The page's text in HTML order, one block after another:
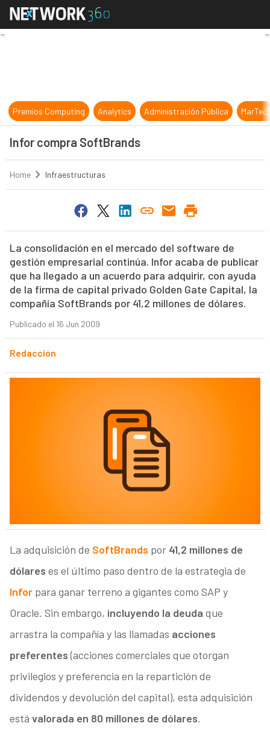
Infor compra SoftBrands
Premios Computing Analytics Administración Pública
Infor compra SoftBrands
Home Infraestructuras
La consolidación en el mercado del software de
gestión empresarial continúa. Infor acaba de publicar
que ha llegado a un acuerdo para adquirir, con ayuda
de la firma de capital privado Golden Gate Capital, la
compañía SoftBrands por 41,2 millones de dólares.
Publicado el 16 Jun 2009
Redacción
La adquisición de SoftBrands por 41,2 millones de
dólares es el último paso dentro de la estrategia de
Infor para ganar terreno a gigantes como SAP y
Oracle. Sin embargo, incluyendo la deuda que
arrastra la compañía y las llamadas acciones
preferentes(acciones comerciales que otorgan
privilegios y preferencia en la repartición de
dividendos y devolución del capital), esta adquisición
está valorada en 80 millones de dólares.